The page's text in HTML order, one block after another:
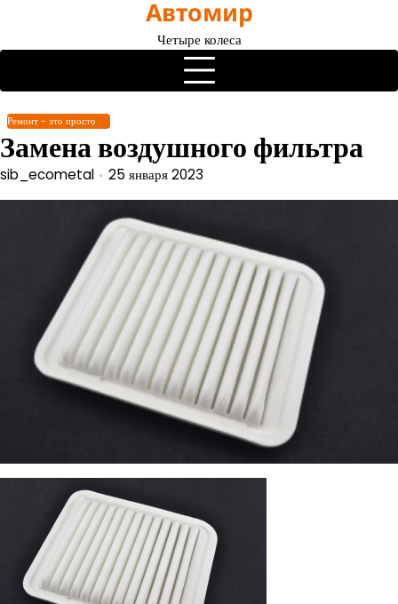
содержимому
Автомир
Четыре колеса
Ремонт - это просто
Замена воздушного фильтра
sib_ecometal 25 января 2023